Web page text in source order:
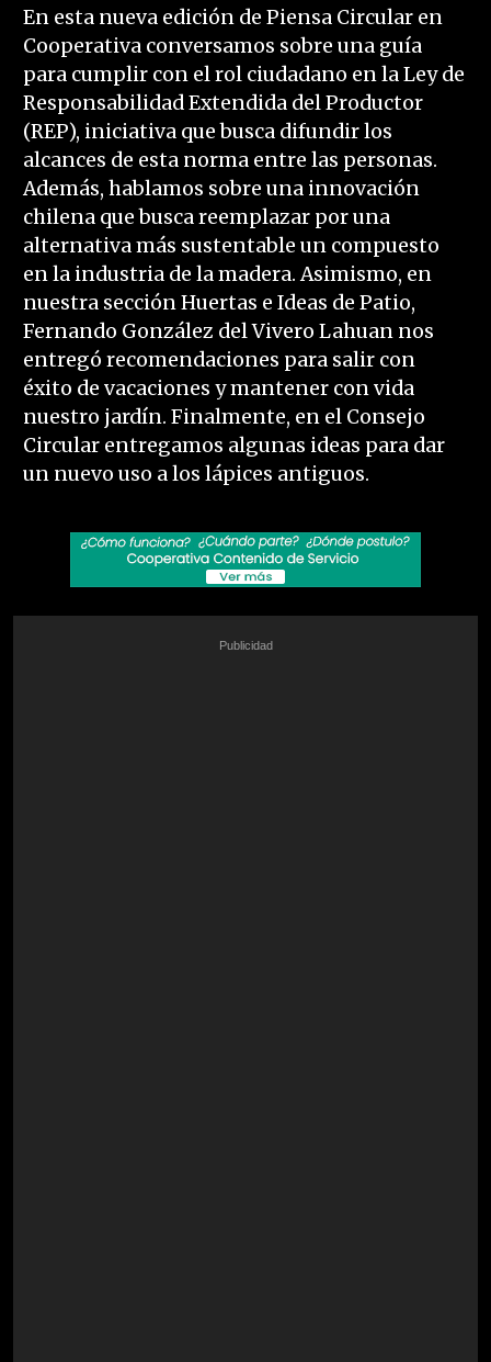
En esta nueva edición de Piensa Circular en
Cooperativa conversamos sobre una guía
para cumplir con el rol ciudadano en la Ley de
Responsabilidad Extendida del Productor
(REP), iniciativa que busca difundir los
alcances de esta norma entre las personas.
Además, hablamos sobre una innovación
chilena que busca reemplazar por una
alternativa más sustentable un compuesto
en la industria de la madera. Asimismo, en
nuestra sección Huertas e Ideas de Patio,
Fernando González del Vivero Lahuan nos
entregó recomendaciones para salir con
éxito de vacaciones y mantener con vida
nuestro jardín. Finalmente, en el Consejo
Circular entregamos algunas ideas para dar
un nuevo uso a los lápices antiguos.